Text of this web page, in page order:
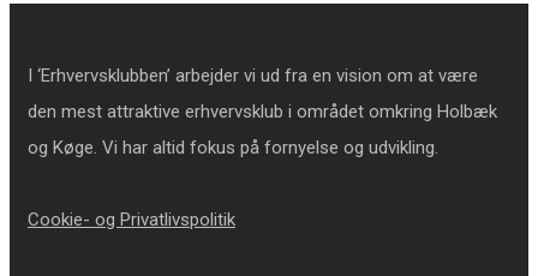
I ‘Erhvervsklubben’ arbejder vi ud fra en vision om at være
den mest attraktive erhvervsklub i området omkring Holbæk
og Køge. Vi har altid fokus på fornyelse og udvikling.
Cookie- og Privatlivspolitik